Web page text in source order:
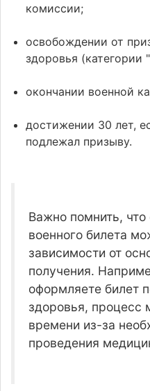
комиссии;
освобождении от
здоровья (категории
окончании военной
достижении 30 лет,
подлежал призыву.
Важно помнить, что
военного билета
зависимости от
получения.
оформляете билет
здоровья, процесс
времени из-за
проведения